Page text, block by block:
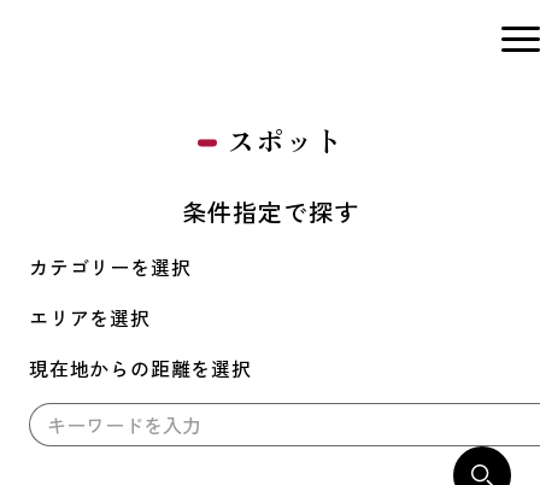
スポット
条件指定で探す
カテゴリーを選択
エリアを選択
現在地からの距離を選択